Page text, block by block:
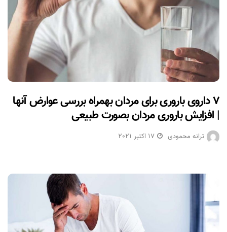
۷ داروی باروری برای مردان بهمراه بررسی عوارض آنها
| افزایش باروری مردان بصورت طبیعی
ترانه محمودی 17 اکتبر 2021